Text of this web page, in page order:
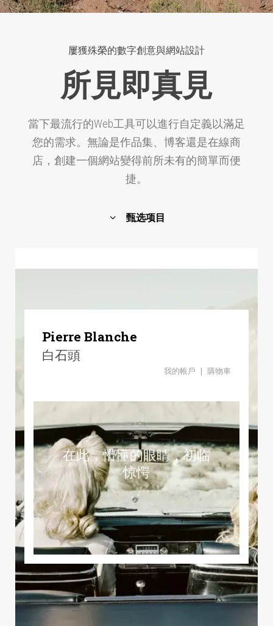
屢獲殊榮的數字創意與網站設計
所見即真見
當下最流行的Web工具可以進行自定義以滿足
您的需求。無論是作品集、博客還是在線商
店，創建一個網站變得前所未有的簡單而便
捷。
甄选项目
Pierre Blanche
白石頭
我的帳戶 | 購物車
在此，懵懂的眼睛，初临
惊愕